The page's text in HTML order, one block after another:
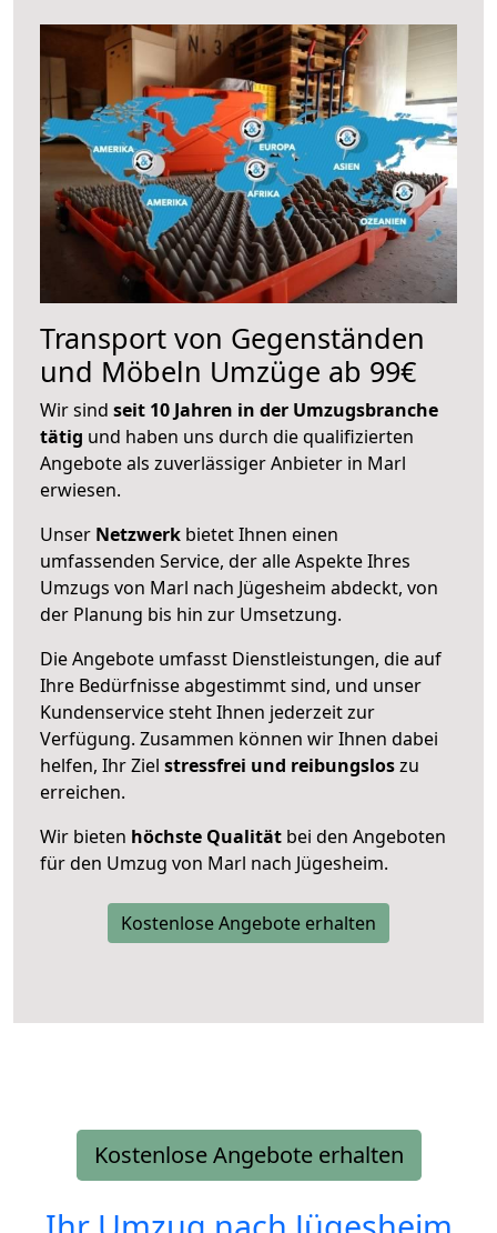
Transport von Gegenständen
und Möbeln Umzüge ab 99€
Wir sind seit 10 Jahren in der Umzugsbranche
tätig und haben uns durch die qualifizierten
Angebote als zuverlässiger Anbieter in Marl
erwiesen.
Unser Netzwerk bietet Ihnen einen
umfassenden Service, der alle Aspekte Ihres
Umzugs von Marl nach Jügesheim abdeckt, von
der Planung bis hin zur Umsetzung.
Die Angebote umfasst Dienstleistungen, die auf
Ihre Bedürfnisse abgestimmt sind, und unser
Kundenservice steht Ihnen jederzeit zur
Verfügung. Zusammen können wir Ihnen dabei
helfen, Ihr Ziel stressfrei und reibungsloszu
erreichen.
Wir bieten höchste Qualität bei den Angeboten
für den Umzug von Marl nach Jügesheim.
Kostenlose Angebote erhalten
Kostenlose Angebote erhalten